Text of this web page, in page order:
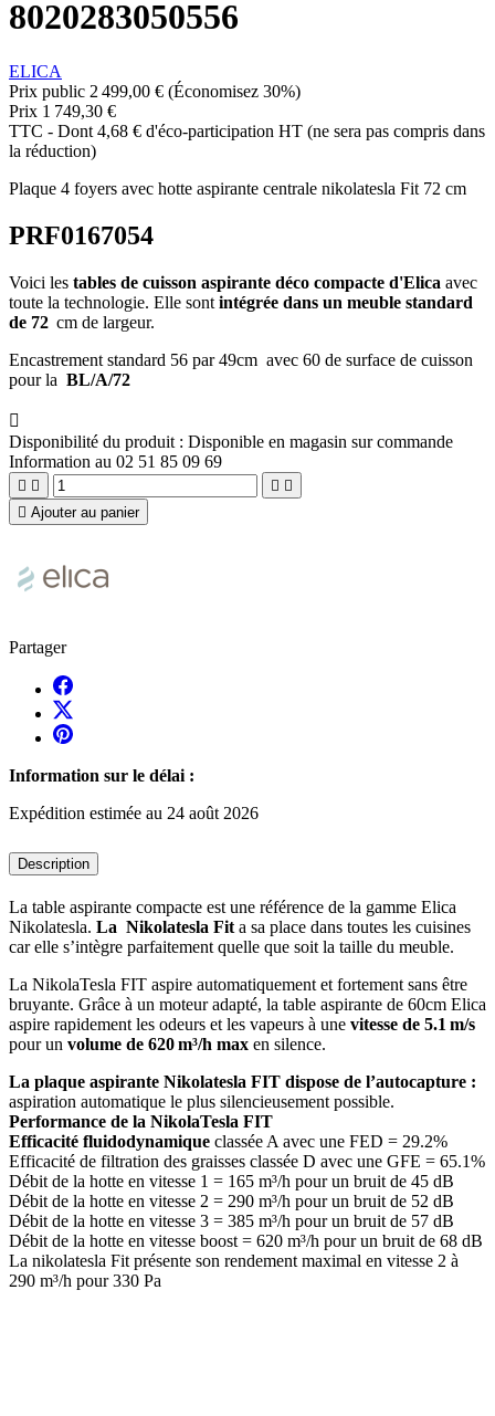
8020283050556
ELICA
Prix public 2 499,00 € (Économisez 30%)
Prix 1 749,30 €
TTC - Dont 4,68 € d'éco-participation HT (ne sera pas compris dans
la réduction)
Plaque 4 foyers avec hotte aspirante centrale nikolatesla Fit 72 cm
PRF0167054
Voici les tables de cuisson aspirante déco compacte d'Elica avec
toute la technologie. Elle sont intégrée dans un meuble standard
de 72 cm de largeur.
Encastrement standard 56 par 49cm avec 60 de surface de cuisson
pour la BL/A/72

Disponibilité du produit : Disponible en magasin sur commande
Information au 02 51 85 09 69
   
 Ajouter au panier
Partager
Information sur le délai :
Expédition estimée au 24 août 2026
Description
La table aspirante compacte est une référence de la gamme Elica
Nikolatesla. La Nikolatesla Fit a sa place dans toutes les cuisines
car elle s’intègre parfaitement quelle que soit la taille du meuble.
La NikolaTesla FIT aspire automatiquement et fortement sans être
bruyante. Grâce à un moteur adapté, la table aspirante de 60cm Elica
aspire rapidement les odeurs et les vapeurs à une vitesse de 5.1 m/s
pour un volume de 620 m³/h max en silence.
La plaque aspirante Nikolatesla FIT dispose de l’autocapture :
aspiration automatique le plus silencieusement possible.
Performance de la NikolaTesla FIT
Efficacité fluidodynamique classée A avec une FED = 29.2%
Efficacité de filtration des graisses classée D avec une GFE = 65.1%
Débit de la hotte en vitesse 1 = 165 m³/h pour un bruit de 45 dB
Débit de la hotte en vitesse 2 = 290 m³/h pour un bruit de 52 dB
Débit de la hotte en vitesse 3 = 385 m³/h pour un bruit de 57 dB
Débit de la hotte en vitesse boost = 620 m³/h pour un bruit de 68 dB
La nikolatesla Fit présente son rendement maximal en vitesse 2 à
290 m³/h pour 330 Pa